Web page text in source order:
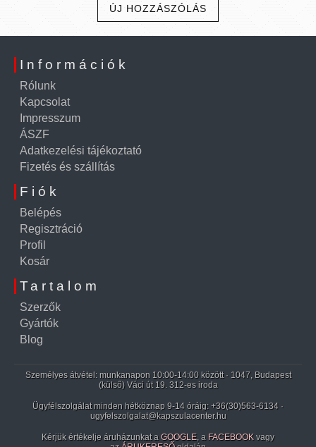
ÚJ HOZZÁSZÓLÁS
Információk
Rólunk
Kapcsolat
Impresszum
ÁSZF
Adatkezelési tájékoztató
Fizetés és szállítás
Fiók
Belépés
Regisztráció
Profil
Kosár
Tartalom
Szerzők
Gyártók
Blog
Személyes átvétel: munkanapon 10:00-14:00 között · 1047, Budapest
(külső) Váci út 19. 312-es iroda
Ügyfélszolgálat minden hétköznap 9-14 óráig: +36(30)563-6134 ·
ugyfelszolgalat@kapszulacenter.hu
Kérjük értékelje áruházunkat a GOOGLE, a FACEBOOK vagy